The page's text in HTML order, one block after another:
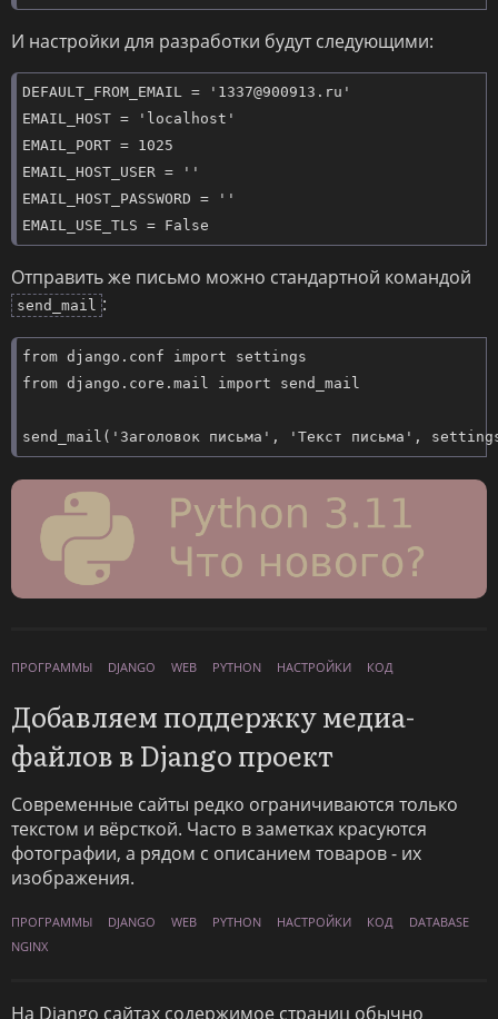
И настройки для разработки будут следующими:
DEFAULT_FROM_EMAIL = '1337@900913.ru'
EMAIL_HOST = 'localhost'
EMAIL_PORT = 1025
EMAIL_HOST_USER = ''
EMAIL_HOST_PASSWORD = ''
EMAIL_USE_TLS = False
Отправить же письмо можно стандартной командой
send_mail :
from django.conf import settings
from django.core.mail import send_mail
send_mail('Заголовок письма', 'Текст письма',
ПРОГРАММЫ DJANGO WEB PYTHON НАСТРОЙКИ КОД
Добавляем поддержку медиа-
файлов в Django проект
Современные сайты редко ограничиваются только
текстом и вёрсткой. Часто в заметках красуются
фотографии, а рядом с описанием товаров - их
изображения.
ПРОГРАММЫ DJANGO WEB PYTHON НАСТРОЙКИ КОД
DATABASE
NGINX
На Django сайтах содержимое страниц обычно